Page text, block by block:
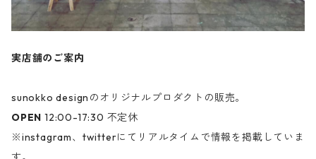
実店舗のご案内
sunokko designのオリジナルプロダクトの販売。
OPEN 12:00-17:30 不定休
※instagram、twitterにてリアルタイムで情報を掲載していま